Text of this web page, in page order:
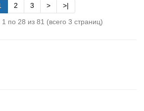
2 3 > >|
по 28 из 81 (всего 3 страниц)